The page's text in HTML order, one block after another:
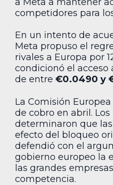
competidores para
En un intento de
Meta propuso el
rivales a Europa por
condicionó el acceso
de entre €0.0490 y
La Comisión
de cobro en abril.
determinaron que
efecto del bloqueo
defendió con el
gobierno europeo la
las grandes
competencia.